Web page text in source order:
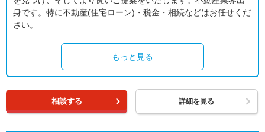
身です。特に不動産(住宅ローン)・税金・相続などはお任せくだ
さい。
もっと見る
相談する 詳細を見る